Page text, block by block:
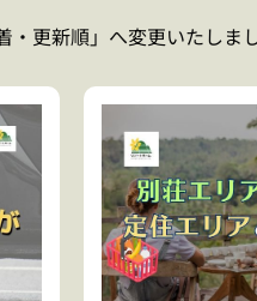
・更新順」へ変更いたしま